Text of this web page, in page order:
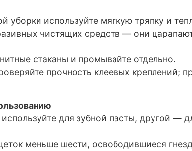
уборки используйте мягкую тряпку и
чистящих средств — они
стаканы и промывайте отдельно.
прочность клеевых креплений;
для зубной пасты, другой —
меньше шести, освободившиеся